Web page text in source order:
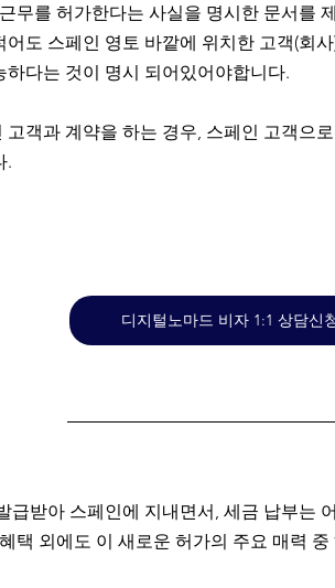
무를 허가한다는 사실을 명시한 문서를
어도 스페인 영토 바깥에 위치한 고객(회
하다는 것이 명시 되어있어야합니다.
고객과 계약을 하는 경우, 스페인 고객으
.
디지털노마드 비자 1:1 상담신
급받아 스페인에 지내면서, 세금 납부는
택 외에도 이 새로운 허가의 주요 매력